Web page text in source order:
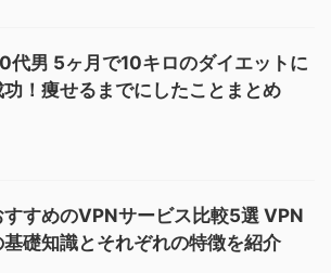
代男 5ヶ月で10キロのダイエットに
功！痩せるまでにしたことまとめ
すすめのVPNサービス比較5選 VPN
基礎知識とそれぞれの特徴を紹介